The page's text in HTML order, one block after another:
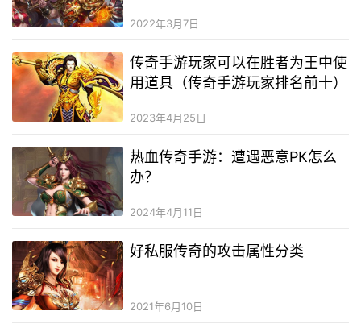
2022年3月7日
传奇手游玩家可以在胜者为王中使
用道具（传奇手游玩家排名前十）
2023年4月25日
热血传奇手游：遭遇恶意PK怎么
办？
2024年4月11日
好私服传奇的攻击属性分类
2021年6月10日